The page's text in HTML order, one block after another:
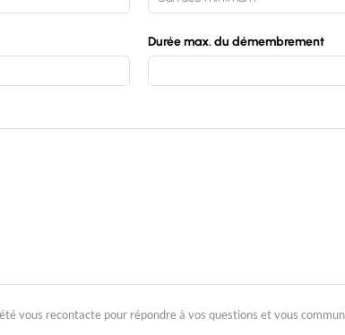
Durée max. du démembrement
vous recontacte pour répondre à vos questions et vous